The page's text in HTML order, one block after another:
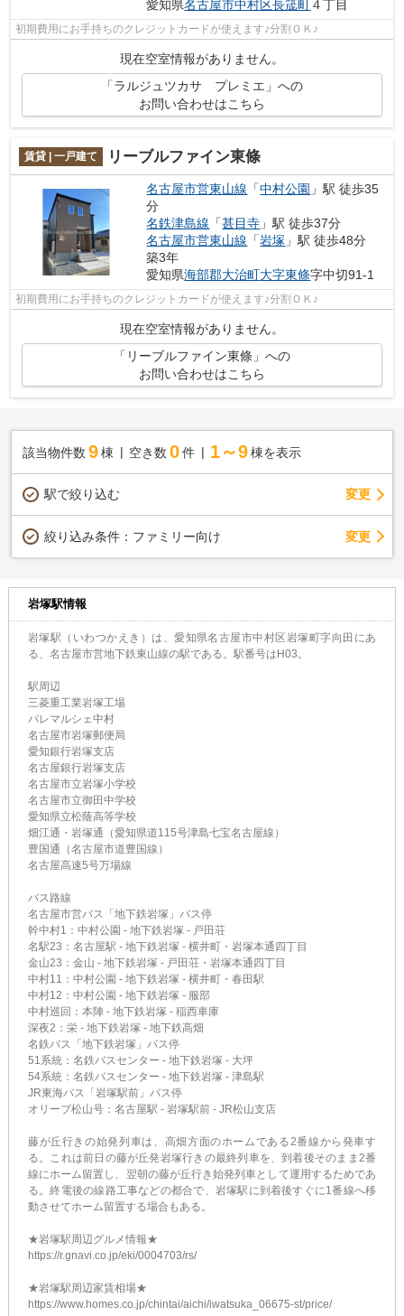
愛知県名古屋市中村区長筬町 ４丁目
初期費用にお手持ちのクレジットカードが使えます♪分割ＯＫ♪
現在空室情報がありません。
「ラルジュツカサ プレミエ」への
お問い合わせはこちら
賃貸 | 一戸建て リーブルファイン東條
名古屋市営東山線 「中村公園 」駅 徒歩35
分
名鉄津島線 「甚目寺 」駅 徒歩37分
名古屋市営東山線 「岩塚 」駅 徒歩48分
築3年
愛知県海部郡大治町大字東條字中切91-1
初期費用にお手持ちのクレジットカードが使えます♪分割ＯＫ♪
現在空室情報がありません。
「リーブルファイン東條」への
お問い合わせはこちら
該当物件数 9棟 空き数 0 件 1～9 棟を表示
駅で絞り込む 変更
絞り込み条件： ファミリー向け 変更
岩塚駅情報
岩塚駅（いわつかえき）は、愛知県名古屋市中村区岩塚町字向田にあ
る、名古屋市営地下鉄東山線の駅である。駅番号はH03。
駅周辺
三菱重工業岩塚工場
パレマルシェ中村
名古屋市岩塚郵便局
愛知銀行岩塚支店
名古屋銀行岩塚支店
名古屋市立岩塚小学校
名古屋市立御田中学校
愛知県立松蔭高等学校
畑江通・岩塚通（愛知県道115号津島七宝名古屋線）
豊国通（名古屋市道豊国線）
名古屋高速5号万場線
バス路線
名古屋市営バス「地下鉄岩塚」バス停
幹中村1：中村公園 - 地下鉄岩塚 - 戸田荘
名駅23：名古屋駅 - 地下鉄岩塚 - 横井町・岩塚本通四丁目
金山23：金山 - 地下鉄岩塚 - 戸田荘・岩塚本通四丁目
中村11：中村公園 - 地下鉄岩塚 - 横井町・春田駅
中村12：中村公園 - 地下鉄岩塚 - 服部
中村巡回：本陣 - 地下鉄岩塚 - 稲西車庫
深夜2：栄 - 地下鉄岩塚 - 地下鉄高畑
名鉄バス「地下鉄岩塚」バス停
51系統：名鉄バスセンター - 地下鉄岩塚 - 大坪
54系統：名鉄バスセンター - 地下鉄岩塚 - 津島駅
JR東海バス「岩塚駅前」バス停
オリーブ松山号：名古屋駅 - 岩塚駅前 - JR松山支店
藤が丘行きの始発列車は、高畑方面のホームである2番線から発車す
る。これは前日の藤が丘発岩塚行きの最終列車を、到着後そのまま2番
線にホーム留置し、翌朝の藤が丘行き始発列車として運用するためであ
る。終電後の線路工事などの都合で、岩塚駅に到着後すぐに1番線へ移
動させてホーム留置する場合もある。
★岩塚駅周辺グルメ情報★
https://r.gnavi.co.jp/eki/0004703/rs/
★岩塚駅周辺家賃相場★
https://www.homes.co.jp/chintai/aichi/iwatsuka_06675-st/price/